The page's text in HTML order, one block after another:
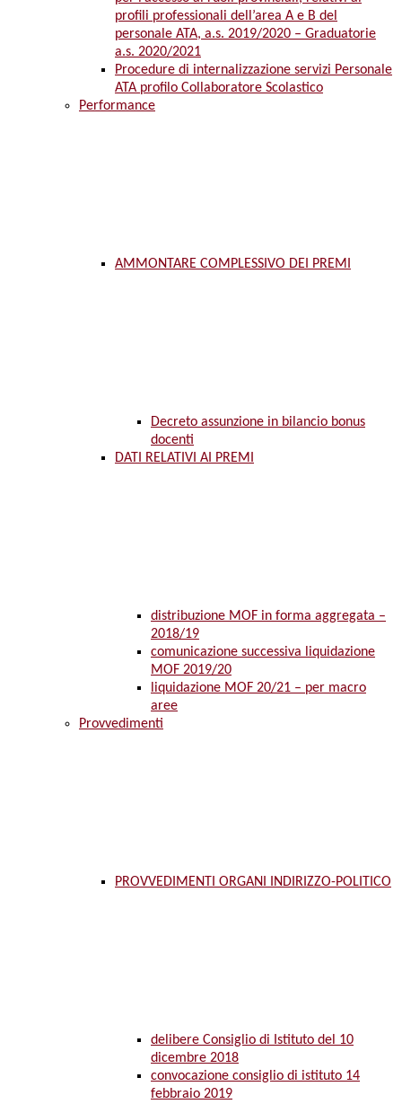
profili professionali dell’area A e B del
personale ATA, a.s. 2019/2020 – Graduatorie
a.s. 2020/2021
Procedure di internalizzazione servizi Personale
ATA profilo Collaboratore Scolastico
Performance
AMMONTARE COMPLESSIVO DEI PREMI
Decreto assunzione in bilancio bonus
docenti
DATI RELATIVI AI PREMI
distribuzione MOF in forma aggregata –
2018/19
comunicazione successiva liquidazione
MOF 2019/20
liquidazione MOF 20/21 – per macro
aree
Provvedimenti
PROVVEDIMENTI ORGANI INDIRIZZO-POLITICO
delibere Consiglio di Istituto del 10
dicembre 2018
convocazione consiglio di istituto 14
febbraio 2019